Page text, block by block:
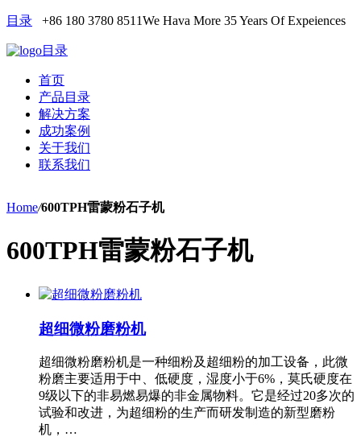
目录 +86 180 3780 8511We Hava More 35 Years Of Expeiences
目录
首页
产品目录
解决方案
成功案例
关于我们
联系我们
Home/600TPH雷蒙粉石子机
600TPH雷蒙粉石子机
超细微粉磨粉机
超细微粉磨粉机是一种细粉及超细粉的加工设备，此微
粉磨主要适用于中、低硬度，湿度小于6%，莫氏硬度在
9级以下的非易燃易爆的非金属物料。它是经过20多次的
试验和改进，为超细粉的生产而研发制造的新型磨粉
机，…